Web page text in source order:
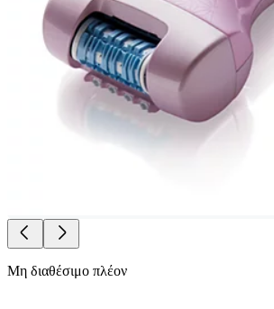
Μη διαθέσιμο πλέον